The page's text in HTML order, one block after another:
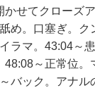
かせてクローズ
め。口塞ぎ。ク
ラマ。43:04～
48:08～正常位。
バック。アナル